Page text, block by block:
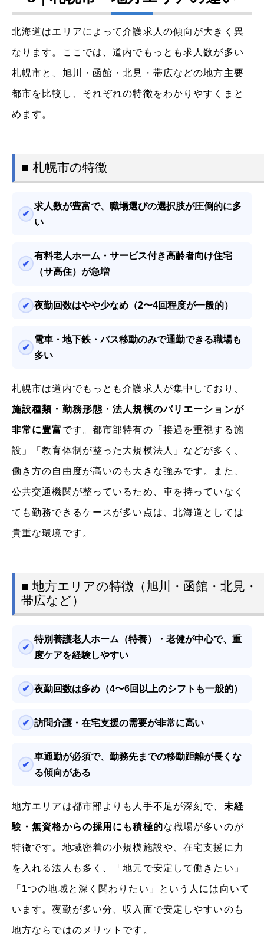
北海道はエリアによって介護求人の傾向が大きく異
なります。ここでは、道内でもっとも求人数が多い
札幌市と、旭川・函館・北見・帯広などの地方主要
都市を比較し、それぞれの特徴をわかりやすくまと
めます。
■ 札幌市の特徴
求人数が豊富で、職場選びの選択肢が圧倒的に多
い
有料老人ホーム・サービス付き高齢者向け住宅
（サ高住）が急増
夜勤回数はやや少なめ（2〜4回程度が一般的）
電車・地下鉄・バス移動のみで通勤できる職場も
多い
札幌市は道内でもっとも介護求人が集中しており、
施設種類・勤務形態・法人規模のバリエーションが
非常に豊富 です。都市部特有の「接遇を重視する施
設」「教育体制が整った大規模法人」などが多く、
働き方の自由度が高いのも大きな強みです。また、
公共交通機関が整っているため、車を持っていなく
ても勤務できるケースが多い点は、北海道としては
貴重な環境です。
■ 地方エリアの特徴（旭川・函館・北見・
帯広など）
特別養護老人ホーム（特養）・老健が中心で、重
度ケアを経験しやすい
夜勤回数は多め（4〜6回以上のシフトも一般的）
訪問介護・在宅支援の需要が非常に高い
車通勤が必須で、勤務先までの移動距離が長くな
る傾向がある
地方エリアは都市部よりも人手不足が深刻で、 未経
験・無資格からの採用にも積極的な職場が多いのが
特徴です。地域密着の小規模施設や、在宅支援に力
を入れる法人も多く、「地元で安定して働きたい」
「1つの地域と深く関わりたい」という人には向いて
います。夜勤が多い分、収入面で安定しやすいのも
地方ならではのメリットです。